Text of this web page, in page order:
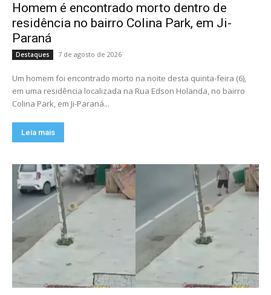
Homem é encontrado morto dentro de
residência no bairro Colina Park, em Ji-
Paraná
Destaques 7 de agosto de 2026
Um homem foi encontrado morto na noite desta quinta-feira (6),
em uma residência localizada na Rua Edson Holanda, no bairro
Colina Park, em Ji-Paraná...
Leia mais